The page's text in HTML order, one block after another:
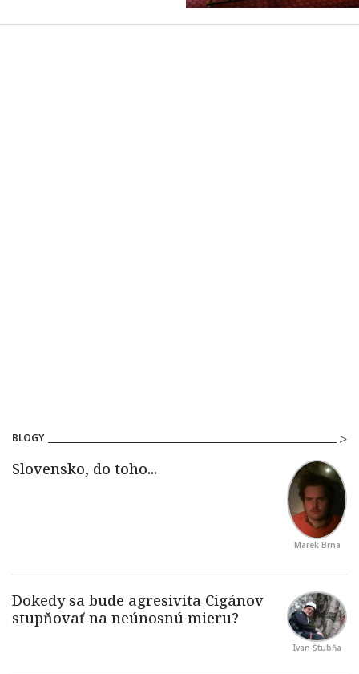
BLOGY
Marek Brna
Ivan Štubňa